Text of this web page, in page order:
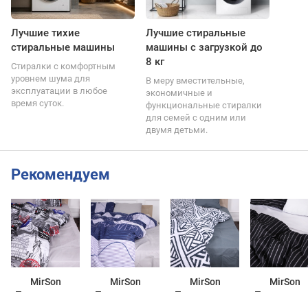
Лучшие тихие
стиральные машины
Стиралки с комфортным
уровнем шума для
эксплуатации в любое
время суток.
Лучшие стиральные
машины с загрузкой до
8 кг
В меру вместительные,
экономичные и
функциональные стиралки
для семей с одним или
двумя детьми.
Рекомендуем
MirSon
MirSon
MirSon
MirSon